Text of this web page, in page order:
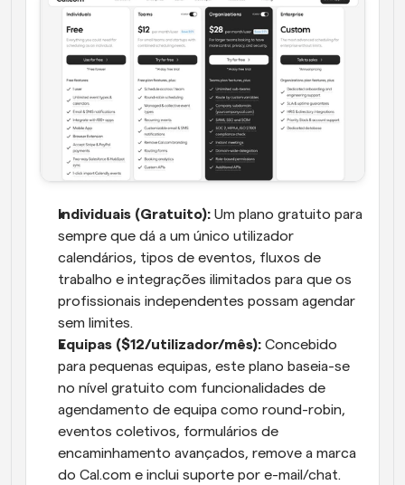
Individuais (Gratuito): Um plano gratuito para
sempre que dá a um único utilizador
calendários, tipos de eventos, fluxos de
trabalho e integrações ilimitados para que os
profissionais independentes possam agendar
sem limites.
Equipas ($12/utilizador/mês): Concebido
para pequenas equipas, este plano baseia-se
no nível gratuito com funcionalidades de
agendamento de equipa como round-robin,
eventos coletivos, formulários de
encaminhamento avançados, remove a marca
do Cal.com e inclui suporte por e-mail/chat.